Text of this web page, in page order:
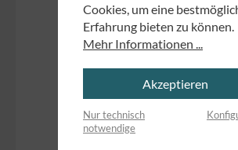
Cookies, um eine
Erfahrung bieten zu können.
Mehr Informationen ...
Akzeptieren
Nur technisch
notwendige